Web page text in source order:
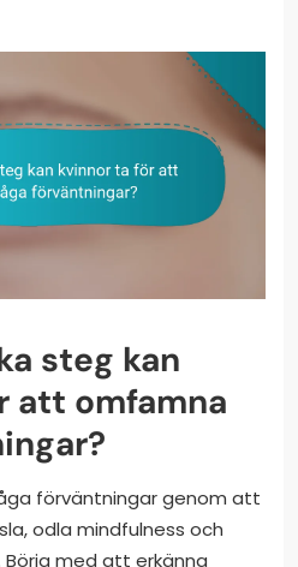
steg kan
att omfamna
förväntningar genom att
odla mindfulness och
med att erkänna